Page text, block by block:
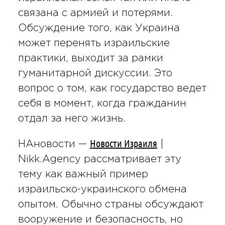
связана с армией и потерями.
Обсуждение того, как Украина
может перенять израильские
практики, выходит за рамки
гуманитарной дискуссии. Это
вопрос о том, как государство ведет
себя в момент, когда гражданин
отдал за него жизнь.
НАновости — Новости Израиля
Nikk.Agency рассматривает эту
тему как важный пример
израильско-украинского обмена
опытом. Обычно страны обсуждают
вооружение и безопасность, но